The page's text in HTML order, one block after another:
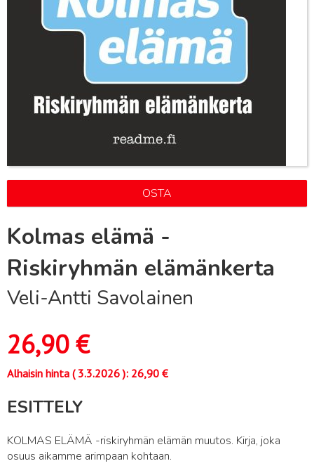
OSTA
Kolmas elämä -
Riskiryhmän elämänkerta
Veli-Antti Savolainen
26,90€
Alhaisin hinta (3.3.2026): 26,90 €
ESITTELY
KOLMAS ELÄMÄ -riskiryhmän elämän muutos. Kirja, joka
osuus aikamme arimpaan kohtaan.